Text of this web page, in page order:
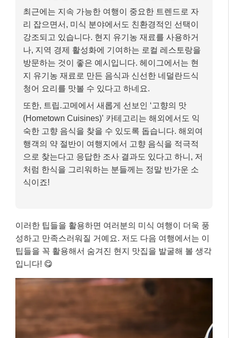
최근에는 지속 가능한 여행이 중요한 트렌드로 자
리 잡으면서, 미식 분야에서도 친환경적인 선택이
강조되고 있습니다. 현지 유기농 재료를 사용하거
나, 지역 경제 활성화에 기여하는 로컬 레스토랑을
방문하는 것이 좋은 예시입니다. 헤이그에서는 현
지 유기농 재료로 만든 음식과 신선한 네덜란드식
청어 요리를 맛볼 수 있다고 하네요.
또한, 트립.고메에서 새롭게 선보인 ‘고향의 맛
(Hometown Cuisines)’ 카테고리는 해외에서도 익
숙한 고향 음식을 찾을 수 있도록 돕습니다. 해외여
행객의 약 절반이 여행지에서 고향 음식을 적극적
으로 찾는다고 응답한 조사 결과도 있다고 하니, 저
처럼 한식을 그리워하는 분들께는 정말 반가운 소
식이죠!
이러한 팁들을 활용하면 여러분의 미식 여행이 더욱 풍
성하고 만족스러워질 거예요. 저도 다음 여행에서는 이
팁들을 꼭 활용해서 숨겨진 현지 맛집을 발굴해 볼 생각
입니다! 😋